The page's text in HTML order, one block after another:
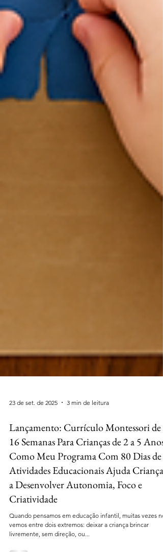
23 de set. de 2025 3 min de leitura
Lançamento: Currículo Montessori de
16 Semanas Para Crianças de 2 a 5 Anos •
Como Meu Programa Com 80 Dias de
Atividades Educacionais Ajuda Crianças
a Desenvolver Autonomia, Foco e
Criatividade